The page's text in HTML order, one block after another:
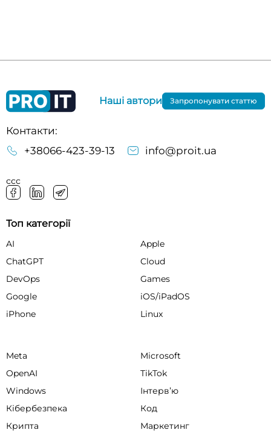
Контакти:
+38066-423-39-13
info@proit.ua
ссс
Наші автори Запропонувати статтю
Топ категорії
AI
Apple
ChatGPT
Cloud
DevOps
Games
Google
iOS/iPadOS
iPhone
Linux
Meta
Microsoft
OpenAI
TikTok
Windows
Інтервʼю
Кібербезпека
Код
Крипта
Маркетинг